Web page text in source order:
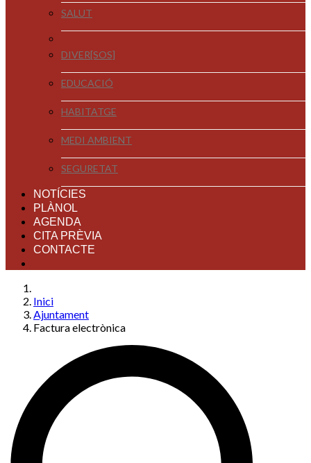
SALUT
DIVER[SOS]
EDUCACIÓ
HABITATGE
MEDI AMBIENT
SEGURETAT
NOTÍCIES
PLÀNOL
AGENDA
CITA PRÈVIA
CONTACTE
Inici
Ajuntament
Factura electrònica